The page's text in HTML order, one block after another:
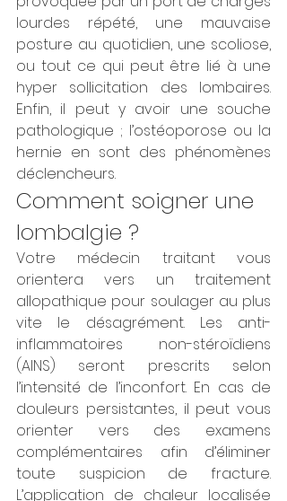
lourdes répété, une mauvaise
posture au quotidien, une scoliose,
ou tout ce qui peut être lié à une
hyper sollicitation des lombaires.
Enfin, il peut y avoir une souche
pathologique ; l’ostéoporose ou la
hernie en sont des phénomènes
déclencheurs.
Comment soigner une
lombalgie ?
Votre médecin traitant vous
orientera vers un traitement
allopathique pour soulager au plus
vite le désagrément. Les anti-
inflammatoires non-stéroïdiens
(AINS) seront prescrits selon
l’intensité de l’inconfort. En cas de
douleurs persistantes, il peut vous
orienter vers des examens
complémentaires afin d’éliminer
toute suspicion de fracture.
L’application de chaleur localisée